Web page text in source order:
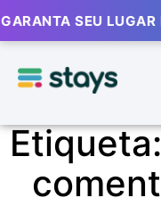
SEU LUGAR